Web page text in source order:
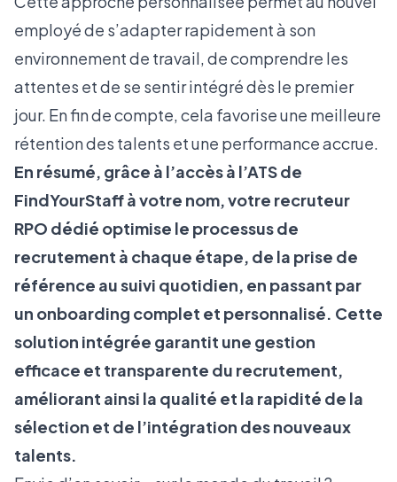
employé de s’adapter rapidement à son
environnement de travail, de comprendre les
attentes et de se sentir intégré dès le premier
jour. En fin de compte, cela favorise une meilleure
rétention des talents et une performance accrue.
En résumé, grâce à l’accès à l’ATS de
FindYourStaff à votre nom, votre recruteur
RPO dédié optimise le processus de
recrutement à chaque étape, de la prise de
référence au suivi quotidien, en passant par
un onboarding complet et personnalisé. Cette
solution intégrée garantit une gestion
efficace et transparente du recrutement,
améliorant ainsi la qualité et la rapidité de la
sélection et de l’intégration des nouveaux
talents.